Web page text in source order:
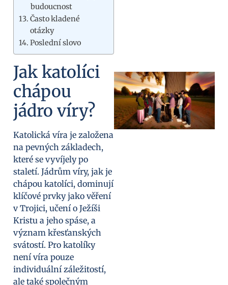
budoucnost
Často kladené
otázky
Poslední slovo
Jak katolíci
chápou
jádro víry?
Katolická víra je založena
na pevných základech,
které se vyvíjely po
staletí. Jádrům víry, jak je
chápou katolíci, dominují
klíčové prvky jako věření
v Trojici, učení o Ježíši
Kristu a jeho spáse, a
význam křesťanských
svátostí. Pro katolíky
není víra pouze
individuální záležitostí,
ale také společným